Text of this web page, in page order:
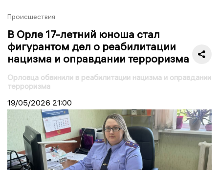
Происшествия
В Орле 17-летний юноша стал
фигурантом дел о реабилитации
нацизма и оправдании терроризма
Орловца обвинили в реабилитации нацизма и оправдании
терроризма
19/05/2026 21:00